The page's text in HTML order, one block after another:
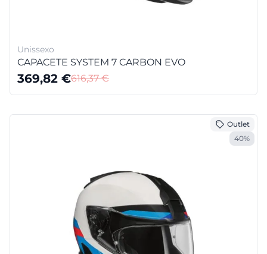
Unissexo
CAPACETE SYSTEM 7 CARBON EVO
369,82 €616,37€
Outlet
40%